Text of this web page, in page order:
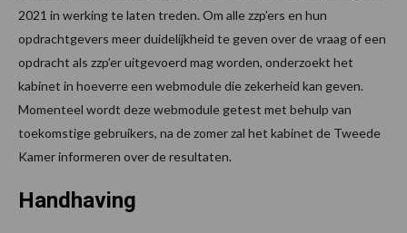
2021 in werking te laten treden. Om alle zzp’ers en hun
opdrachtgevers meer duidelijkheid te geven over de vraag of een
opdracht als zzp’er uitgevoerd mag worden, onderzoekt het
kabinet in hoeverre een webmodule die zekerheid kan geven.
Momenteel wordt deze webmodule getest met behulp van
toekomstige gebruikers, na de zomer zal het kabinet de Tweede
Kamer informeren over de resultaten.
Handhaving